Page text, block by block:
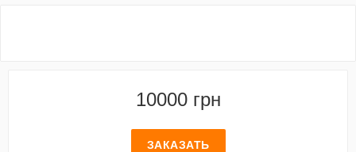
10000 грн
ЗАКАЗАТЬ